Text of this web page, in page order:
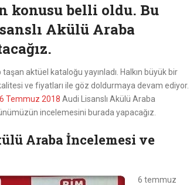
konusu belli oldu. Bu
Akülü Araba
aktüel kataloğu yayınladı. Halkın büyük bir
ve fiyatları ile göz doldurmaya devam ediyor.
Temmuz 2018 Audi Lisanslı Akülü Araba
incelemesini burada yapacağız.
Araba İncelemesi ve
6 temmuz